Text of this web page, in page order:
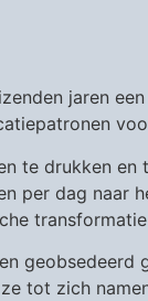
jaren
te drukken
dag naar
tot zich